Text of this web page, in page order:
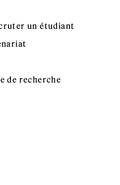
un étudiant
de recherche